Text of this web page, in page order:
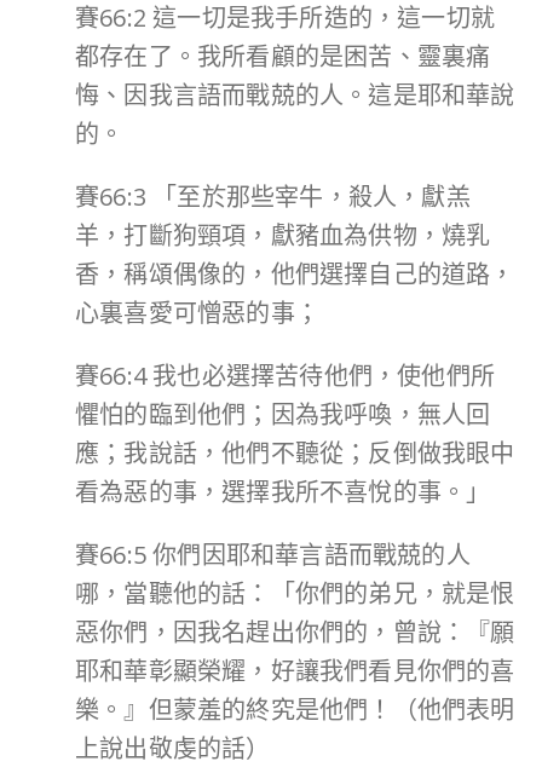
賽66:2 這一切是我手所造的，這一切就
都存在了。我所看顧的是困苦、靈裏痛
悔、因我言語而戰兢的人。這是耶和華說
的。
賽66:3 「至於那些宰牛，殺人，獻羔
羊，打斷狗頸項，獻豬血為供物，燒乳
香，稱頌偶像的，他們選擇自己的道路，
心裏喜愛可憎惡的事；
賽66:4 我也必選擇苦待他們，使他們所
懼怕的臨到他們；因為我呼喚，無人回
應；我說話，他們不聽從；反倒做我眼中
看為惡的事，選擇我所不喜悅的事。」
賽66:5 你們因耶和華言語而戰兢的人
哪，當聽他的話：「你們的弟兄，就是恨
惡你們，因我名趕出你們的，曾說：『願
耶和華彰顯榮耀，好讓我們看見你們的喜
樂。』但蒙羞的終究是他們！（他們表明
上說出敬虔的話）